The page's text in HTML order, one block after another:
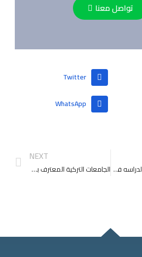
تواصل معنا
Twitter
WhatsApp
اقبال الطلاب على الدراسه في تركيا
NEXT
الجامعات التركية المعترف بها في فلسطين.